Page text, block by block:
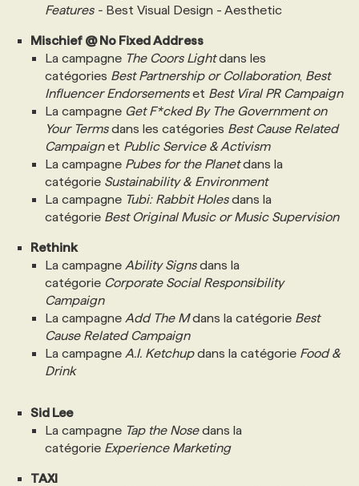
Features - Best Visual Design - Aesthetic
Mischief @ No Fixed Address
La campagne The Coors Lightdans les
catégories Best Partnership or Collaboration, Best
Influencer Endorsementset Best Viral PR Campaign
La campagne Get F*cked By The Government on
Your Termsdans les catégories Best Cause Related
Campaignet Public Service & Activism
La campagne Pubes for the Planetdans la
catégorie Sustainability & Environment
La campagne Tubi: Rabbit Holesdans la
catégorie Best Original Music or Music Supervision
Rethink
La campagne Ability Signsdans la
catégorie Corporate Social Responsibility
Campaign
La campagne Add The Mdans la catégorie Best
Cause Related Campaign
La campagne A.I. Ketchupdans la catégorie Food &
Drink
Sid Lee
La campagne Tap the Nosedans la
catégorie Experience Marketing
TAXI